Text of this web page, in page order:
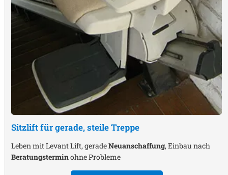
Sitzlift für gerade, steile Treppe
Leben mit Levant Lift, geradeNeuanschaffung, Einbau nach
Beratungsterminohne Probleme